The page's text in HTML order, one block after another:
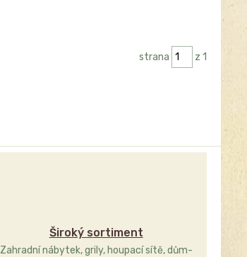
strana z 1
Široký sortiment
Zahradní nábytek, grily, houpací sítě, dům-